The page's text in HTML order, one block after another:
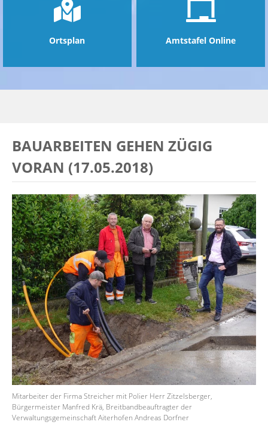
Ortsplan Amtstafel Online
BAUARBEITEN GEHEN ZÜGIG
VORAN (17.05.2018)
Mitarbeiter der Firma Streicher mit Polier Herr Zitzelsberger,
Bürgermeister Manfred Krä, Breitbandbeauftragter der
Verwaltungsgemeinschaft Aiterhofen Andreas Dorfner